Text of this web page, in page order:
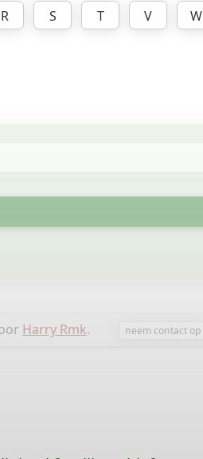
R S T V
W
Harry Rmk. neem contact op